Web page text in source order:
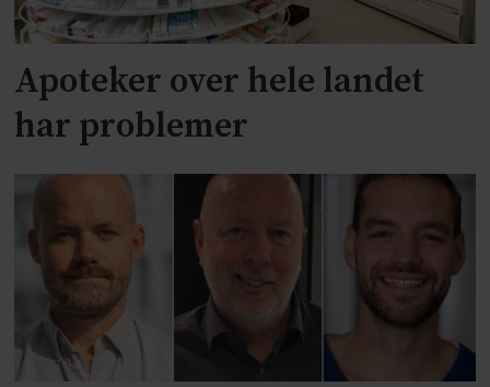
Apoteker over hele landet
har problemer